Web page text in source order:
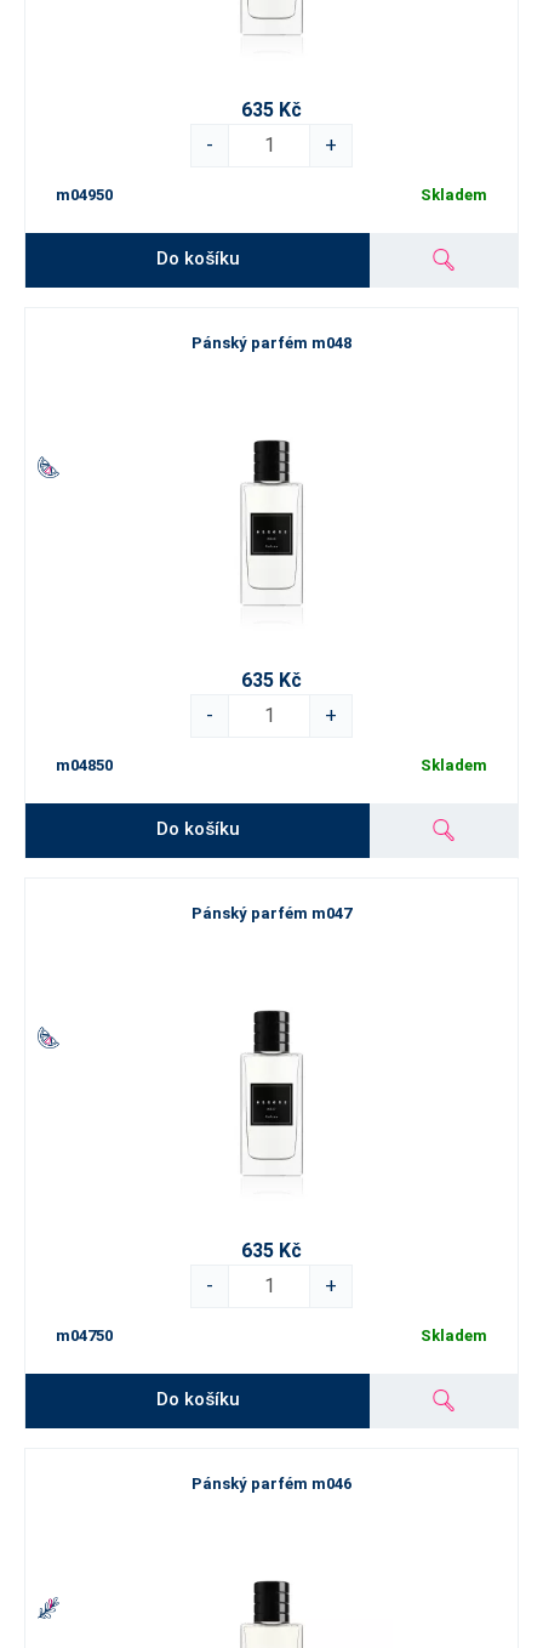
635 Kč
-
+
m04950 Skladem
Do košíku
Pánský parfém m048
635 Kč
-
+
m04850 Skladem
Do košíku
Pánský parfém m047
635 Kč
-
+
m04750 Skladem
Do košíku
Pánský parfém m046